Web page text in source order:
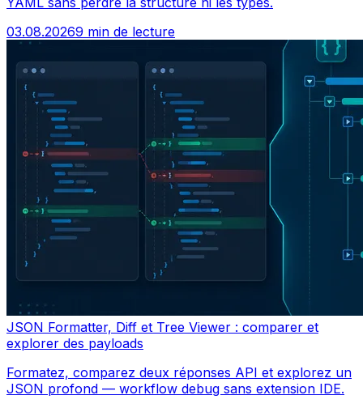
03.08.20269 min de lecture
JSON Formatter, Diff et Tree Viewer : comparer et
explorer des payloads
Formatez, comparez deux réponses API et explorez un
JSON profond — workflow debug sans extension IDE.